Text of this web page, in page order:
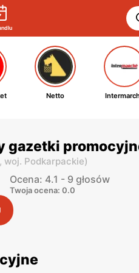
Netto
gazetki
woj. Podkarpackie)
Ocena: 4.1 - 9 głosów
Twoja ocena: 0.0